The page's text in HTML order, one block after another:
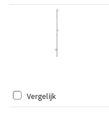
Vergelijk